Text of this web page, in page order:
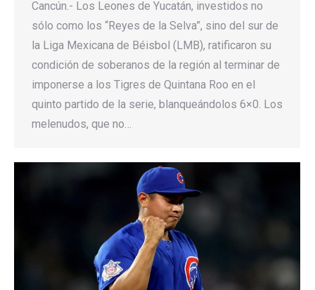
Cancún.- Los Leones de Yucatán, investidos no
sólo como los “Reyes de la Selva”, sino del sur de
la Liga Mexicana de Béisbol (LMB), ratificaron su
condición de soberanos de la región al terminar de
imponerse a los Tigres de Quintana Roo en el
quinto partido de la serie, blanqueándolos 6×0. Los
melenudos, que no…